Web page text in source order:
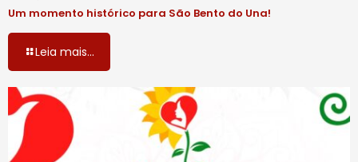
Um momento histórico para São Bento do Una!
Leia mais...